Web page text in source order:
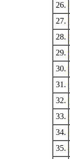
26.
27.
28.
29.
30.
31.
32.
33.
34.
35.